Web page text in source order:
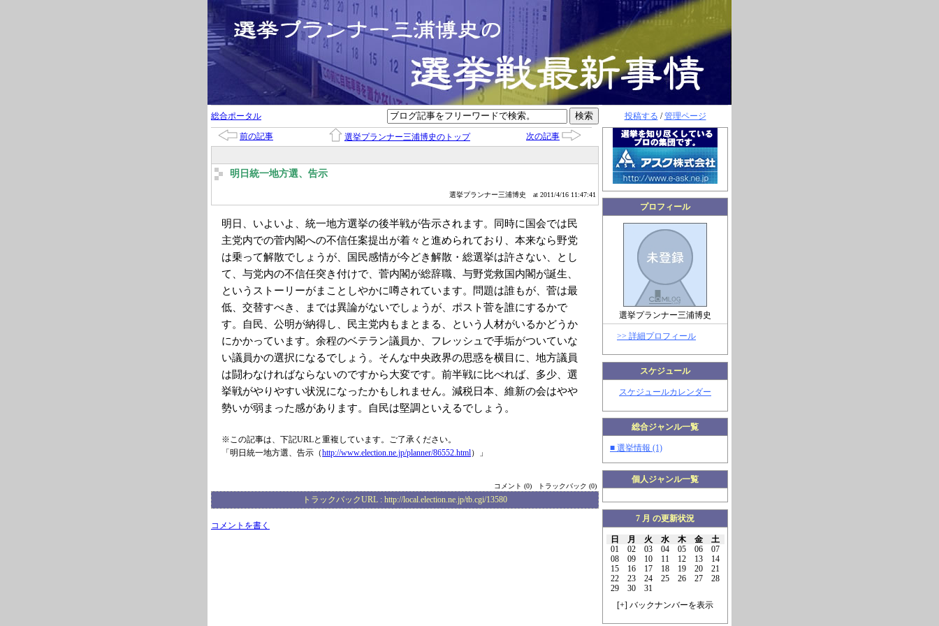
投稿する /管理ページ
プロフィール
選挙プランナー三浦博史
>> 詳細プロフィール
スケジュール
スケジュールカレンダー
総合ジャンル一覧
■ 選挙情報 (1)
個人ジャンル一覧
7 月 の更新状況
日 月 火 水 木 金
土
01
02 03 04 05 06
07
08
09 10 11 12 13
14
15
16 17 18 19 20
21
22
23 24 25 26 27
28
29
30
31
[+] バックナンバーを表示
総合ポータル
前の記事 選挙プランナー三浦博史のトップ 次の記事
明日統一地方選、告示
選挙プランナー三浦博史 at 2011/4/16 11:47:41
明日、いよいよ、統一地方選挙の後半戦が告示されます。同時に国会では民
主党内での菅内閣への不信任案提出が着々と進められており、本来なら野党
は乗って解散でしょうが、国民感情が今どき解散・総選挙は許さない、とし
て、与党内の不信任突き付けで、菅内閣が総辞職、与野党救国内閣が誕生、
というストーリーがまことしやかに噂されています。問題は誰もが、菅は最
低、交替すべき、までは異論がないでしょうが、ポスト菅を誰にするかで
す。自民、公明が納得し、民主党内もまとまる、という人材がいるかどうか
にかかっています。余程のベテラン議員か、フレッシュで手垢がついていな
い議員かの選択になるでしょう。そんな中央政界の思惑を横目に、地方議員
は闘わなければならないのですから大変です。前半戦に比べれば、多少、選
挙戦がやりやすい状況になったかもしれません。減税日本、維新の会はやや
勢いが弱まった感があります。自民は堅調といえるでしょう。
※この記事は、下記URLと重複しています。ご了承ください。
「明日統一地方選、告示（http://www.election.ne.jp/planner/86552.html）」
コメント (0) トラックバック (0)
トラックバックURL : http://local.election.ne.jp/tb.cgi/13580
コメントを書く